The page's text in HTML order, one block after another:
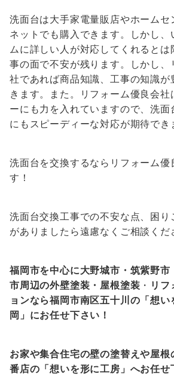
洗面台は大手家電量販店やホームセ
ネットでも購入できます。しかし、
ムに詳しい人が対応してくれるとは
事の面で不安が残ります。しかし、
社であれば商品知識、工事の知識が
きます。また。リフォーム優良会社
ーにも力を入れていますので、洗面
にもスピーディーな対応が期待でき
洗面台を交換するならリフォーム優
す！
洗面台交換工事での不安な点、困り
がありましたら遠慮なくご相談くだ
福岡市を中心に大野城市・筑紫野市
市周辺の外壁塗装・屋根塗装 ・ リフ
ョンなら福岡市南区五十川の「想
岡」にお任せ下さい！
お家や集合住宅の壁の塗替えや屋根
番店の「想いを形に工房」へお任せ